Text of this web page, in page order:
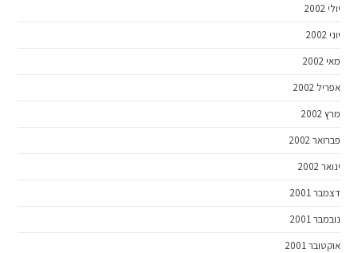
יולי 2002
יוני 2002
מאי 2002
אפריל 2002
מרץ 2002
פברואר 2002
ינואר 2002
דצמבר 2001
נובמבר 2001
אוקטובר 2001